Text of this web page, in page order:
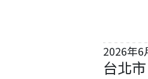
2026年6
台北市